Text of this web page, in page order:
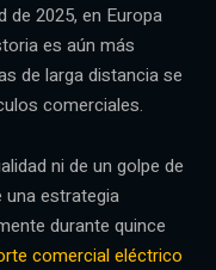
de 2025, en Europa
es aún más
de larga distancia se
comerciales.
ni de un golpe de
estrategia
durante quince
comercial eléctrico